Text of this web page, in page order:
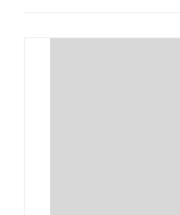
Mitglied